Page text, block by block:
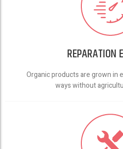
REPARATION
Organic products are grown in
ways without